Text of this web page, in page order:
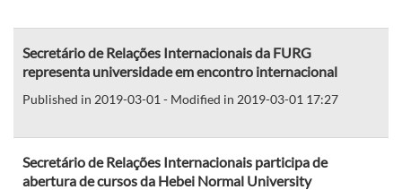
Secretário de Relações Internacionais da FURG
representa universidade em encontro internacional
Published in 2019-03-01 - Modified in 2019-03-01 17:27
Secretário de Relações Internacionais participa de
abertura de cursos da Hebei Normal University